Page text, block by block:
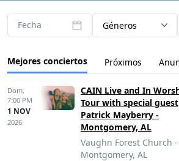
Fecha Géneros
Mejores conciertos Próximos
Dom,
7:00 PM
1 NOV
2026
CAIN Live and In
Tour with special guest
Patrick Mayberry -
Montgomery, AL
Vaughn Forest Church -
Montgomery, AL